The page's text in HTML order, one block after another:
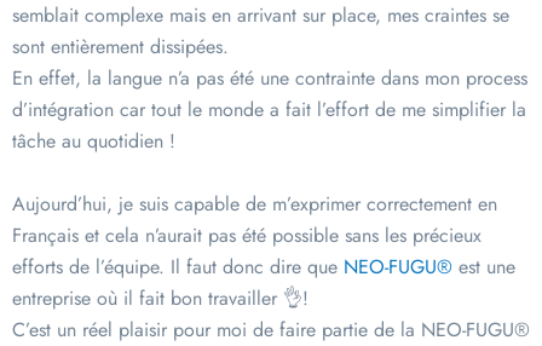
semblait complexe mais en arrivant sur place, mes craintes se
sont entièrement dissipées.
En effet, la langue n’a pas été une contrainte dans mon process
d’intégration car tout le monde a fait l’effort de me simplifier la
tâche au quotidien !
Aujourd’hui, je suis capable de m’exprimer correctement en
Français et cela n’aurait pas été possible sans les précieux
efforts de l’équipe. Il faut donc dire que NEO-FUGU® est une
entreprise où il fait bon travailler 👌!
C’est un réel plaisir pour moi de faire partie de la NEO-FUGU®